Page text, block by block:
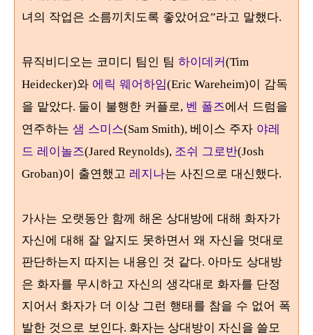
녀의 작업은 소름끼치도록 좋았어요”라고 말했다.
뮤직비디오는 코미디 팀인 팀 하이데커(Tim
Heidecker)와 에릭 웨어하임(Eric Wareheim)이 감독
을 맡았다. 둘이 불행한 커플로, 벤 폴즈에서 드럼을
연주하는 샘 스미스(Sam Smith), 베이스 주자 야레
드 레이놀즈(Jared Reynolds), 조쉬 그로반(Josh
Groban)이 출연했고 레지나는 사진으로 대신했다.
가사는 오랫동안 함께 해온 상대방에 대해 화자가
자신에 대해 잘 알지도 못하면서 왜 자신을 멋대로
판단하는지 따지는 내용인 것 같다. 아마도 상대방
은 화자를 무시하고 자신의 생각대로 화자를 단정
지어서 화자가 더 이상 그런 행태를 참을 수 없어 폭
발한 것으로 보인다. 화자는 상대방이 자신을 쓸모